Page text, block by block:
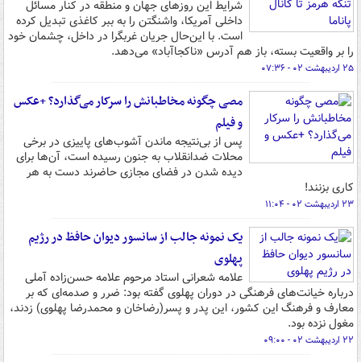
شرایط این روزهای جهان و منطقه در کنار مسائل
داخلی آمریکا، واشنگتن را به ببر کاغذی تبدیل کرده
است. با این‌حال جریان غربگرا در داخل، چشمان خود
را بر واقعیت بسته، باز هم آدرس «ناکجاآباد» می‌دهد.
۲۵ اردیبهشت ۰۲ - ۰۷:۳۶
مصی چگونه مخاطبانش را سرکار می‌گذارد؟ +عکس
و فیلم
پس از بی‌نتیجه ماندن آشوب‌های پاییزی در برخی
محلات ضدانقلاب به جنون رسیده است، آن‌ها برای
دیده شدن در فضای مجازی حاضرند دست به هر
کاری بزنند!
۲۳ اردیبهشت ۰۲ - ۱۱:۰۴
یک نمونه جالب از سانسور دیوان حافظ در رژیم
پهلوی
علامه شعرانی استاد مرحوم علامه حسن‌زاده آملی
درباره خیانت‌های فرهنگی در دوران پهلوی گفته بود: ضرر و صدمه‌ای که بر
معارف و فرهنگ این کشور، این پدر و پسر(رضاخان و محمدرضا پهلوی) زدند،
مغول نزده بود.
۲۲ اردیبهشت ۰۲ - ۰۹:۰۰